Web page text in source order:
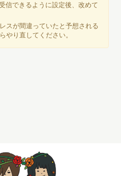
信できるように設定後、改めて
スが間違っていたと予想される
やり直してください。